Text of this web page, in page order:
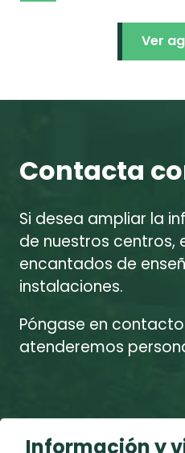
Ver
Contacta
Si desea ampliar la
de nuestros centros,
encantados de
instalaciones.
Póngase en
atenderemos
Información y